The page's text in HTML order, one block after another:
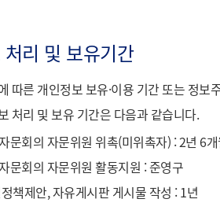
리 및 보유기간
따른 개인정보 보유·이용 기간 또는 정
처리 및 보유 기간은 다음과 같습니다.
문회의 자문위원 위촉(미위촉자) : 2년 6개
문회의 자문위원 활동지원 : 준영구
책제안, 자유게시판 게시물 작성 : 1년